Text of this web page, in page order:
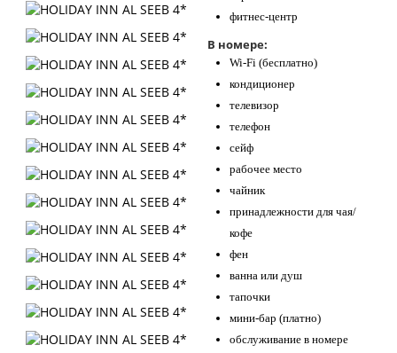
фитнес-центр
В номере:
Wi-Fi (бесплатно)
кондиционер
телевизор
телефон
сейф
рабочее место
чайник
принадлежности для чая/
кофе
фен
ванна или душ
тапочки
мини-бар (платно)
обслуживание в номере